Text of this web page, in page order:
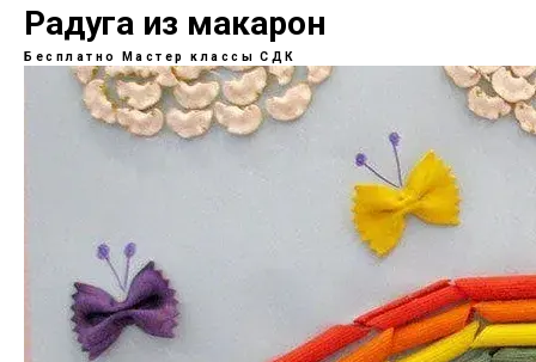
Радуга из макарон
Бесплатно Мастер классы СДК